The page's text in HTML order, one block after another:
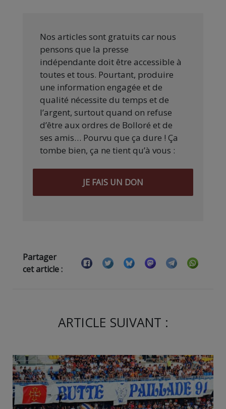
Nos articles sont gratuits car nous
pensons que la presse
indépendante doit être accessible à
toutes et tous. Pourtant, produire
une information engagée et de
qualité nécessite du temps et de
l’argent, surtout quand on refuse
d’être aux ordres de Bolloré et de
ses amis… Pourvu que ça dure ! Ça
tombe bien, ça ne tient qu’à vous :
JE FAIS UN DON
Partager
cet article :
ARTICLE SUIVANT :